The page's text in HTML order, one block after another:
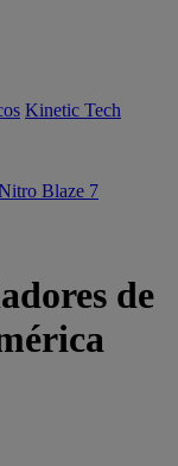
Kinetic Tech
Blaze 7
de